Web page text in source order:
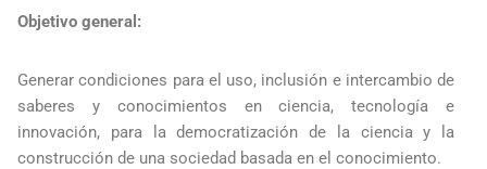
Objetivo general:
Generar condiciones para el uso, inclusión e intercambio de
saberes y conocimientos en ciencia, tecnología e
innovación, para la democratización de la ciencia y la
construcción de una sociedad basada en el conocimiento.